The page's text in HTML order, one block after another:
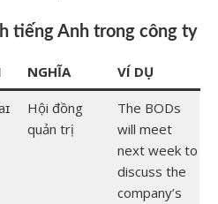
tiếng Anh trong công ty
NGHĨA VÍ DỤ
Hội đồng
quản trị
The BODs
will meet
next week to
discuss the
company’s